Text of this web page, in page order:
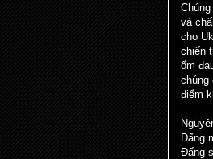
và
cho
chiến
ốm
chúng
điểm
Đấng
Đấng